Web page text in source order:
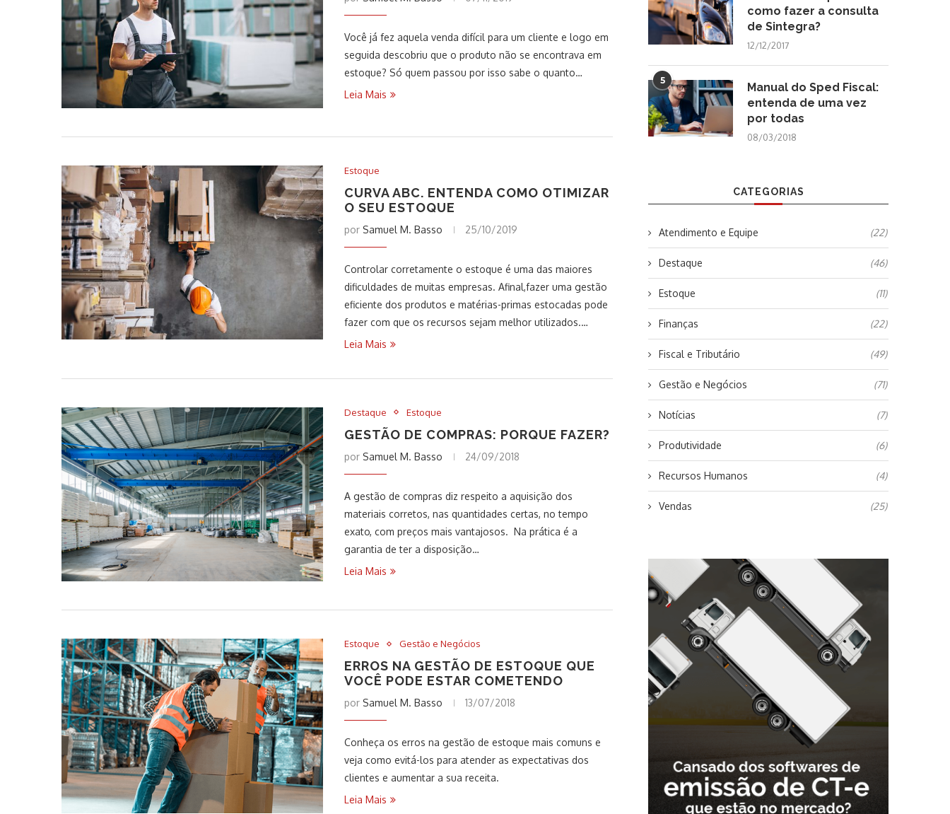
Você já fez aquela venda difícil para um cliente e logo em
seguida descobriu que o produto não se encontrava em
estoque? Só quem passou por isso sabe o quanto…
Leia Mais
Estoque
CURVA ABC. ENTENDA COMO OTIMIZAR
O SEU ESTOQUE
por Samuel M. Basso 25/10/2019
Controlar corretamente o estoque é uma das maiores
dificuldades de muitas empresas. Afinal,fazer uma gestão
eficiente dos produtos e matérias-primas estocadas pode
fazer com que os recursos sejam melhor utilizados.…
Leia Mais
Destaque Estoque
GESTÃO DE COMPRAS: PORQUE FAZER?
por Samuel M. Basso 24/09/2018
A gestão de compras diz respeito a aquisição dos
materiais corretos, nas quantidades certas, no tempo
exato, com preços mais vantajosos. Na prática é a
garantia de ter a disposição…
Leia Mais
Estoque Gestão e Negócios
ERROS NA GESTÃO DE ESTOQUE QUE
VOCÊ PODE ESTAR COMETENDO
por Samuel M. Basso 13/07/2018
Conheça os erros na gestão de estoque mais comuns e
veja como evitá-los para atender as expectativas dos
clientes e aumentar a sua receita.
Leia Mais
como fazer a consulta
de Sintegra?
12/12/2017
5
Manual do Sped Fiscal:
entenda de uma vez
por todas
08/03/2018
CATEGORIAS
Atendimento e Equipe (22)
Destaque (46)
Estoque (11)
Finanças (22)
Fiscal e Tributário (49)
Gestão e Negócios (71)
Notícias (7)
Produtividade (6)
Recursos Humanos (4)
Vendas (25)